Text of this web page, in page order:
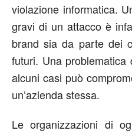
violazione informatica.
gravi di un attacco è
brand sia da parte dei
futuri. Una
alcuni casi può
un’azienda stessa.
Le organizzazioni di